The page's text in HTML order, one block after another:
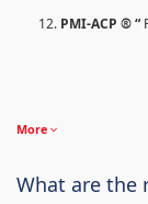
PMI-ACP ® “
More
What are the